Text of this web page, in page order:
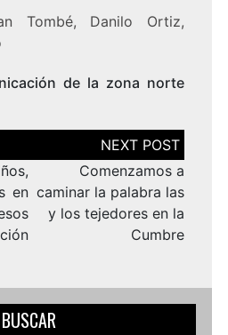
Tombé, Danilo Ortiz,
de la zona norte
en
Comenzamos a
caminar la palabra las
y los tejedores en la
Cumbre
BUSCAR